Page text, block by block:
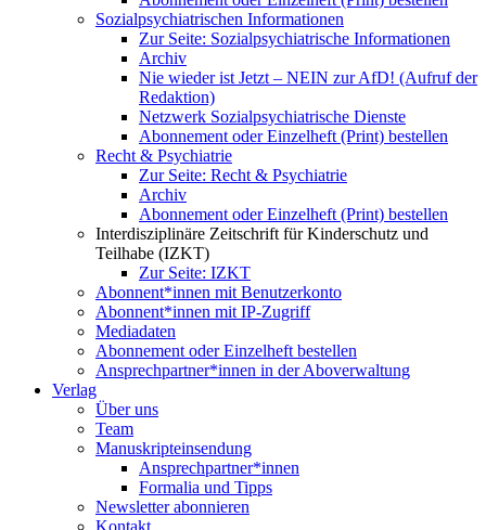
Sozialpsychiatrischen Informationen
Zur Seite: Sozialpsychiatrische Informationen
Archiv
Nie wieder ist Jetzt – NEIN zur AfD! (Aufruf der
Redaktion)
Netzwerk Sozialpsychiatrische Dienste
Abonnement oder Einzelheft (Print) bestellen
Recht & Psychiatrie
Zur Seite: Recht & Psychiatrie
Archiv
Abonnement oder Einzelheft (Print) bestellen
Interdisziplinäre Zeitschrift für Kinderschutz und
Teilhabe (IZKT)
Zur Seite: IZKT
Abonnent*innen mit Benutzerkonto
Abonnent*innen mit IP-Zugriff
Mediadaten
Abonnement oder Einzelheft bestellen
Ansprechpartner*innen in der Aboverwaltung
Verlag
Über uns
Team
Manuskripteinsendung
Ansprechpartner*innen
Formalia und Tipps
Newsletter abonnieren
Kontakt